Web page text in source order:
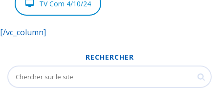
TV Com 4/10/24
[/vc_column]
RECHERCHER